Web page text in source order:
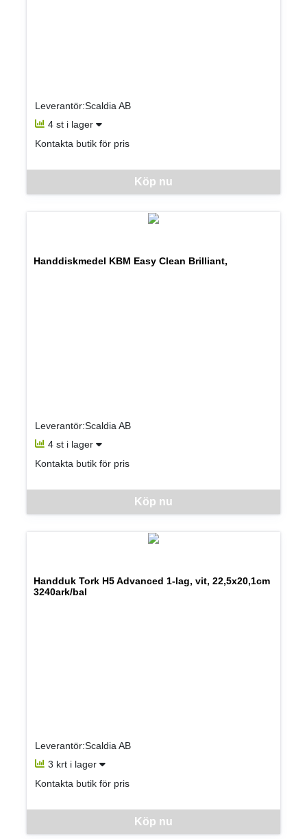
Leverantör:Scaldia AB
4 st i lager
Köp nu
Kontakta butik för pris
Handdiskmedel KBM Easy Clean Brilliant,
Leverantör:Scaldia AB
4 st i lager
Köp nu
Kontakta butik för pris
Handduk Tork H5 Advanced 1-lag, vit, 22,5x20,1cm
3240ark/bal
Leverantör:Scaldia AB
3 krt i lager
Köp nu
Kontakta butik för pris